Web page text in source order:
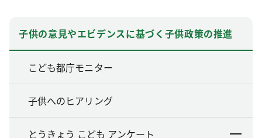
子供の意見やエビデンスに基づく子供政策の推進
こども都庁モニター
子供へのヒアリング
とうきょう こども アンケート